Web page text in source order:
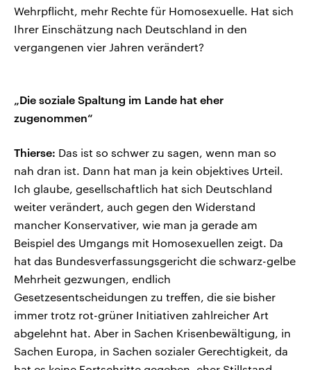
Wehrpflicht, mehr Rechte für Homosexuelle. Hat sich
Ihrer Einschätzung nach Deutschland in den
vergangenen vier Jahren verändert?
„Die soziale Spaltung im Lande hat eher
zugenommen“
Thierse: Das ist so schwer zu sagen, wenn man so
nah dran ist. Dann hat man ja kein objektives Urteil.
Ich glaube, gesellschaftlich hat sich Deutschland
weiter verändert, auch gegen den Widerstand
mancher Konservativer, wie man ja gerade am
Beispiel des Umgangs mit Homosexuellen zeigt. Da
hat das Bundesverfassungsgericht die schwarz-gelbe
Mehrheit gezwungen, endlich
Gesetzesentscheidungen zu treffen, die sie bisher
immer trotz rot-grüner Initiativen zahlreicher Art
abgelehnt hat. Aber in Sachen Krisenbewältigung, in
Sachen Europa, in Sachen sozialer Gerechtigkeit, da